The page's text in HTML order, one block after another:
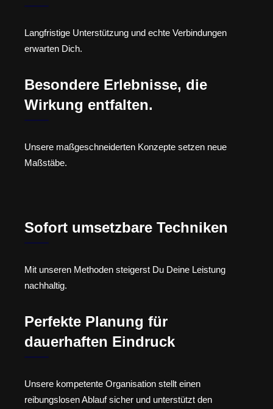
Langfristige Unterstützung und echte Verbindungen
erwarten Dich.
Besondere Erlebnisse, die
Wirkung entfalten.
Unsere maßgeschneiderten Konzepte setzen neue
Maßstäbe.
Sofort umsetzbare Techniken
Mit unseren Methoden steigerst Du Deine Leistung
nachhaltig.
Perfekte Planung für
dauerhaften Eindruck
Unsere kompetente Organisation stellt einen
reibungslosen Ablauf sicher und unterstützt den